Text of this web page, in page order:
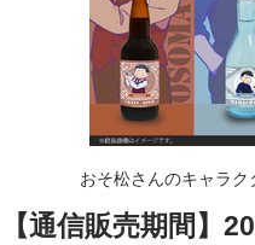
【通信販売期間】